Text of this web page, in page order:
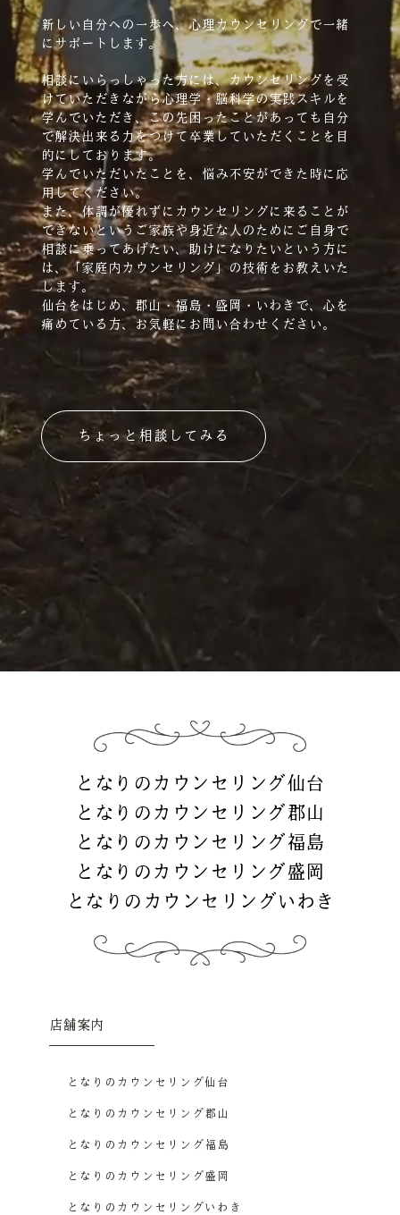
新しい自分への一歩へ、心理カウンセリングで一緒
にサポートします。
相談にいらっしゃった方には、カウンセリングを受
けていただきながら心理学・脳科学の実践スキルを
学んでいただき、この先困ったことがあっても自分
で解決出来る力をつけて卒業していただくことを目
的にしております。
学んでいただいたことを、悩み不安ができた時に応
用してください。
また、体調が優れずにカウンセリングに来ることが
できないというご家族や身近な人のためにご自身で
相談に乗ってあげたい、助けになりたいという方に
は、「家庭内カウンセリング」の技術をお教えいた
します。
仙台をはじめ、郡山・福島・盛岡・いわきで、心を
痛めている方、お気軽にお問い合わせください。
ちょっと相談してみる
となりのカウンセリング仙台
となりのカウンセリング郡山
となりのカウンセリング福島
となりのカウンセリング盛岡
となりのカウンセリングいわき
店舗案内
となりのカウンセリング仙台
となりのカウンセリング郡山
となりのカウンセリング福島
となりのカウンセリング盛岡
となりのカウンセリングいわき